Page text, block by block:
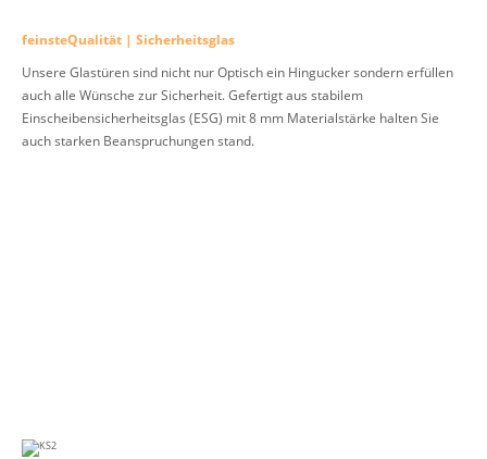
feinsteQualität | Sicherheitsglas
Unsere Glastüren sind nicht nur Optisch ein Hingucker sondern erfüllen
auch alle Wünsche zur Sicherheit. Gefertigt aus stabilem
Einscheibensicherheitsglas (ESG) mit 8 mm Materialstärke halten Sie
auch starken Beanspruchungen stand.